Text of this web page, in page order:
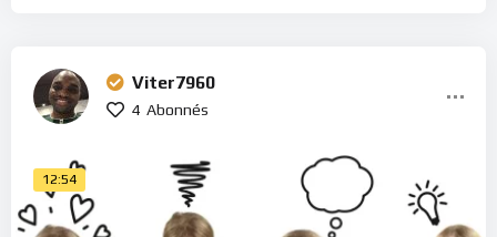
Viter7960
4 Abonnés
12:54